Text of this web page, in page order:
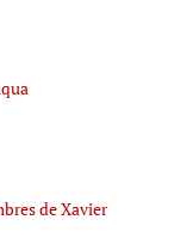
de Xavier